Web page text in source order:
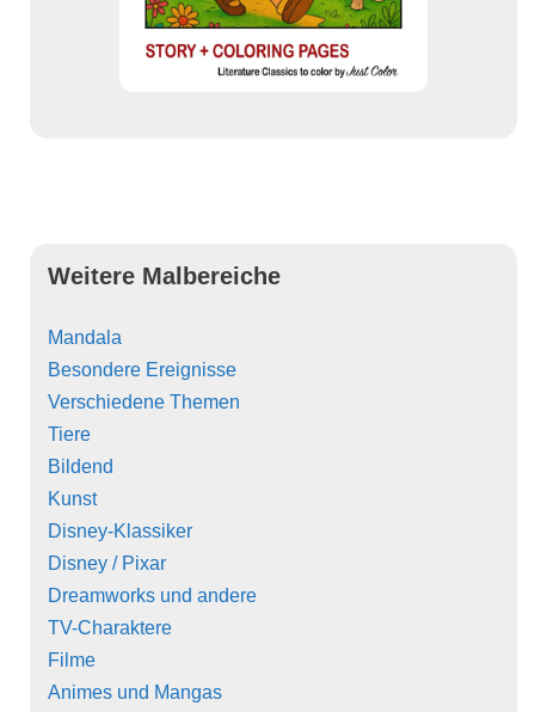
Weitere Malbereiche
Mandala
Besondere Ereignisse
Verschiedene Themen
Tiere
Bildend
Kunst
Disney-Klassiker
Disney / Pixar
Dreamworks und andere
TV-Charaktere
Filme
Animes und Mangas